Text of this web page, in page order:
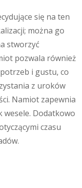
się na ten
można go
stworzyć
pozwala również
i gustu, co
z uroków
Namiot zapewnia
wesele. Dodatkowo
czasu